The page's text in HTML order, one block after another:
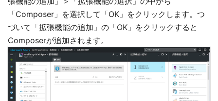
「Composer」を選択して「OK」をクリックします。つ
づいて「拡張機能の追加」の「OK」をクリックすると
Composerが追加されます。